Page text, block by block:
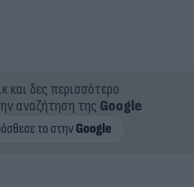
και δες περισσότερο
αναζήτηση της Google